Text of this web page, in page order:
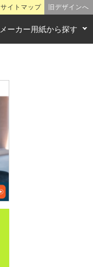
サイトマップ 旧デザインへ
メーカー用紙から探す